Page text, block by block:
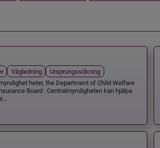
Vägledning
Ursprungssökning
heter, the Department of Child Welfare
Board . Centralmyndigheten kan hjälpa